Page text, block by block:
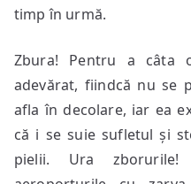
timp în urmă.
Zbura! Pentru a câta
adevărat, fiindcă nu se
afla în decolare, iar ea
că i se suie sufletul și
pielii. Ura